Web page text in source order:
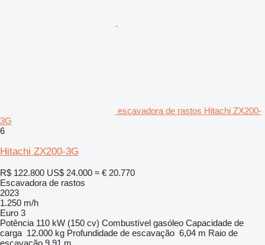
escavadora de rastos Hitachi ZX200-
3G
6
Hitachi ZX200-3G
R$ 122.800 US$ 24.000 ≈ € 20.770
Escavadora de rastos
2023
1.250 m/h
Euro 3
Potência 110 kW (150 cv) Combustível gasóleo Capacidade de
carga 12.000 kg Profundidade de escavação 6,04 m Raio de
escavação 9,91 m